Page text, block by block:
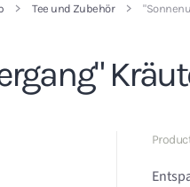
Tee und Zubehör